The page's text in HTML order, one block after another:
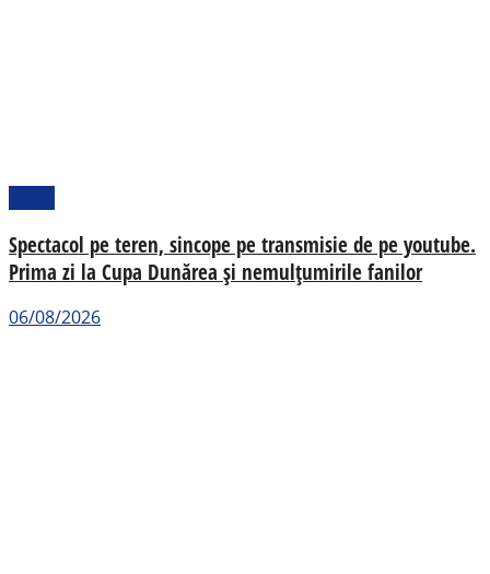
Spectacol pe teren, sincope pe transmisie de pe youtube.
Prima zi la Cupa Dunărea și nemulțumirile fanilor
06/08/2026